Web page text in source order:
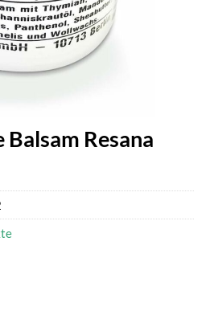
Resana